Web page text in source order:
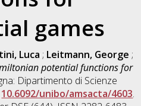
games
Luca ; Leitmann, George ;
potential functions for
Dipartimento di Scienze
10.6092/unibo/amsacta/4603.